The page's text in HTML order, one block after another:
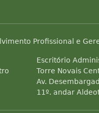
Profissional e
Escritório
Torre Novais
Av.
11º. andar